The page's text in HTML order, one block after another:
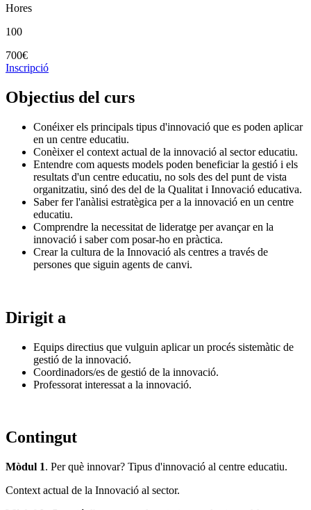
Hores
100
700€
Inscripció
Objectius del curs
Conéixer els principals tipus d'innovació que es poden aplicar
en un centre educatiu.
Conèixer el context actual de la innovació al sector educatiu.
Entendre com aquests models poden beneficiar la gestió i els
resultats d'un centre educatiu, no sols des del punt de vista
organitzatiu, sinó des del de la Qualitat i Innovació educativa.
Saber fer l'anàlisi estratègica per a la innovació en un centre
educatiu.
Comprendre la necessitat de lideratge per avançar en la
innovació i saber com posar-ho en pràctica.
Crear la cultura de la Innovació als centres a través de
persones que siguin agents de canvi.
Dirigit a
Equips directius que vulguin aplicar un procés sistemàtic de
gestió de la innovació.
Coordinadors/es de gestió de la innovació.
Professorat interessat a la innovació.
Contingut
Mòdul 1. Per què innovar? Tipus d'innovació al centre educatiu.
Context actual de la Innovació al sector.